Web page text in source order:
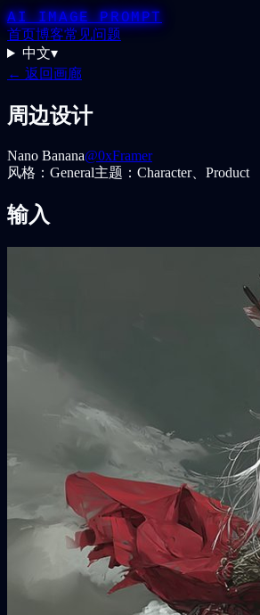
AI IMAGE PROMPT
首页博客常见问题
中文▾
← 返回画廊
周边设计
Nano Banana@0xFramer
风格： General主题： Character、Product
输入